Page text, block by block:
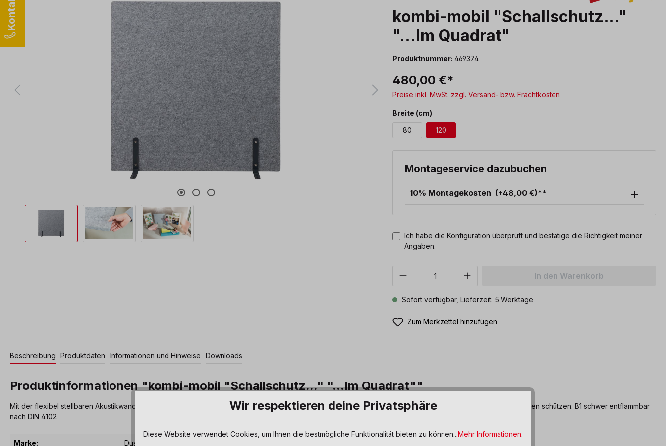
kombi-mobil "Schallschutz..."
"...Im Quadrat"
Produktnummer:469374
480,00 €*
Preise inkl. MwSt. zzgl. Versand- bzw. Frachtkosten
Breite (cm)
80 120
Montageservice dazubuchen
10% Montagekosten (+48,00 €)**
Ich habe die Konfiguration überprüft und bestätige die Richtigkeit meiner
Angaben.
Produkt Anzahl: Gib den gewünschten Wert
In den Warenkorb
Sofort verfügbar, Lieferzeit: 5 Werktage
Zum Merkzettel hinzufügen
Beschreibung Produktdaten Informationen und Hinweise Downloads
Produktinformationen "kombi-mobil "Schallschutz..." "...Im Quadrat""
Mit der flexibel stellbaren Akustikwand lässt sich ein Bereich im Handumdrehen abschirmen und durch Schallabsorption vor den gröbsten Umgebungsgeräuschen schützen. B1 schwer entflammbar
nach DIN 4102.
Marke: Dusyma
Wir respektieren deine Privatsphäre
Diese Website verwendet Cookies, um Ihnen die bestmögliche Funktionalität bieten zu können...Mehr Informationen.